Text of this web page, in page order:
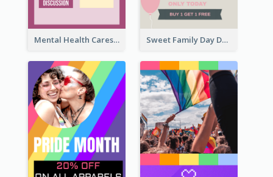
Mental Health Caresses Instagram Story Sweet Family Day Dessert Offer Instagram Story